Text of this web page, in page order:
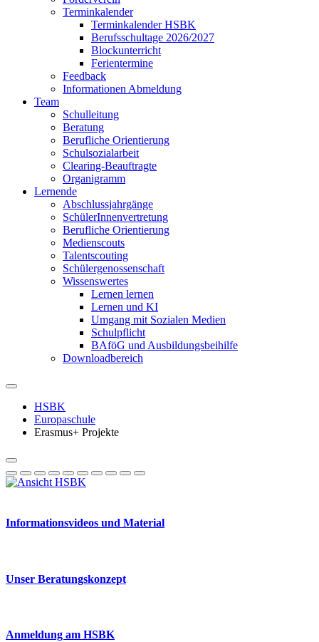
Terminkalender
Terminkalender HSBK
Berufsschultage 2026/2027
Blockunterricht
Ferientermine
Feedback
Informationen Abmeldung
Team
Schulleitung
Beratung
Berufliche Orientierung
Schulsozialarbeit
Clearing-Beauftragte
Organigramm
Lernende
Abschlussjahrgänge
SchülerInnenvertretung
Berufliche Orientierung
Medienscouts
Talentscouting
Schüler­genossen­schaft
Wissenswertes
Lernen lernen
Lernen und KI
Umgang mit Sozialen Medien
Schulpflicht
BAföG und Ausbildungsbeihilfe
Downloadbereich
HSBK
Europaschule
Erasmus+ Projekte
Informationsvideos und Material
Unser Beratungskonzept
Anmeldung am HSBK